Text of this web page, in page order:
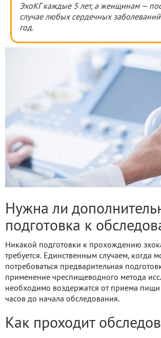
ЭхоКГ каждые 5 лет, а женщинам —
случае любых сердечных заболеваний
год.
Нужна ли
подготовка к
Никакой подготовки к прохождению
требуется. Единственным случаем, когда
потребоваться предварительная
применение чреспищеводного метода
необходимо воздержатся от приема
часов до начала обследования.
Как проходит